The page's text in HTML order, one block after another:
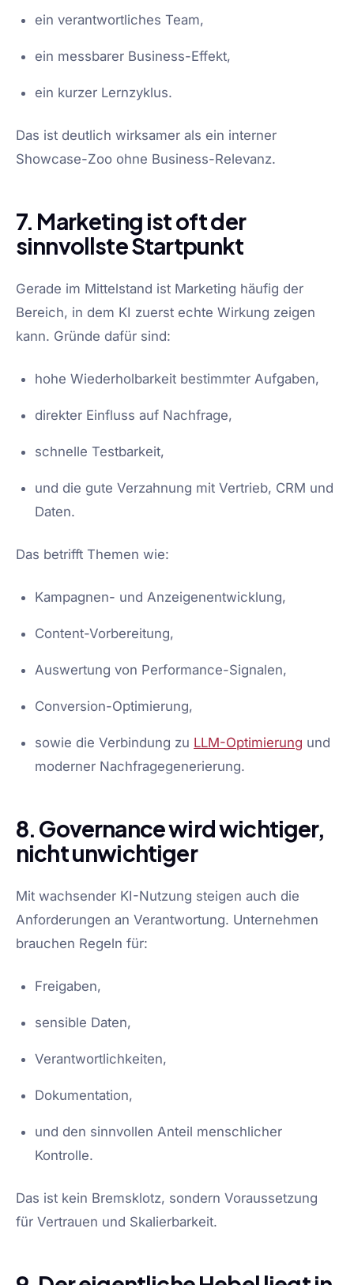
ein verantwortliches Team,
ein messbarer Business-Effekt,
ein kurzer Lernzyklus.
Das ist deutlich wirksamer als ein interner
Showcase-Zoo ohne Business-Relevanz.
7. Marketing ist oft der
sinnvollste Startpunkt
Gerade im Mittelstand ist Marketing häufig der
Bereich, in dem KI zuerst echte Wirkung zeigen
kann. Gründe dafür sind:
hohe Wiederholbarkeit bestimmter Aufgaben,
direkter Einfluss auf Nachfrage,
schnelle Testbarkeit,
und die gute Verzahnung mit Vertrieb, CRM und
Daten.
Das betrifft Themen wie:
Kampagnen- und Anzeigenentwicklung,
Content-Vorbereitung,
Auswertung von Performance-Signalen,
Conversion-Optimierung,
sowie die Verbindung zu LLM-Optimierung und
moderner Nachfragegenerierung.
8. Governance wird wichtiger,
nicht unwichtiger
Mit wachsender KI-Nutzung steigen auch die
Anforderungen an Verantwortung. Unternehmen
brauchen Regeln für:
Freigaben,
sensible Daten,
Verantwortlichkeiten,
Dokumentation,
und den sinnvollen Anteil menschlicher
Kontrolle.
Das ist kein Bremsklotz, sondern Voraussetzung
für Vertrauen und Skalierbarkeit.